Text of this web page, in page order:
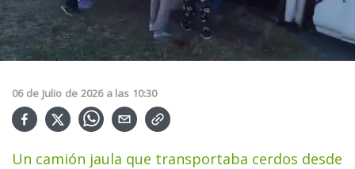
06 de Julio de 2026 a las 10:30
Un camión jaula que transportaba cerdos desde